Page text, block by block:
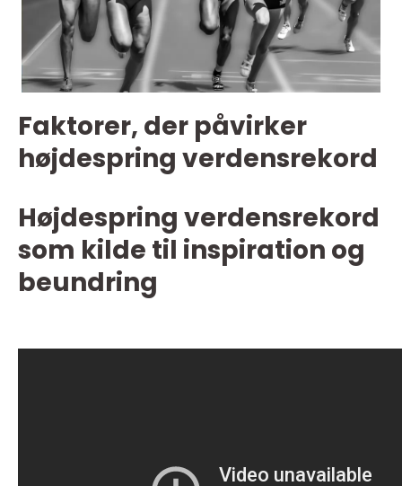
Faktorer, der påvirker
højdespring verdensrekord
Højdespring verdensrekord
som kilde til inspiration og
beundring